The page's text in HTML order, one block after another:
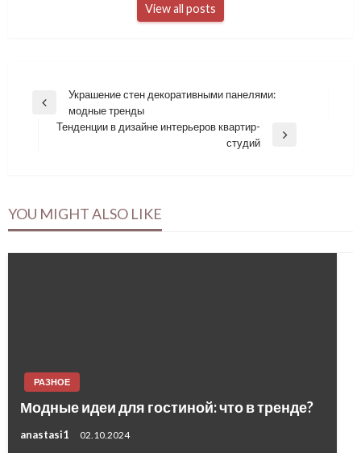
View all posts
Навигация
Previous
Украшение стен декоративными панелями:
модные тренды
Тенденции в дизайне интерьеров квартир-
студий
YOU MIGHT ALSO LIKE
РАЗНОЕ
Модные идеи для гостиной: что в тренде?
anastasi1 02.10.2024